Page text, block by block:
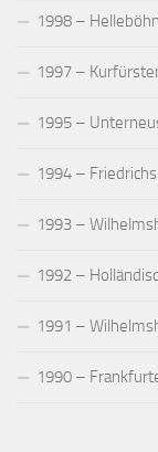
1998 – Helleböhn
1997 –
1995 –
1994 –
1993 –
1992 –
1991 –
1990 –